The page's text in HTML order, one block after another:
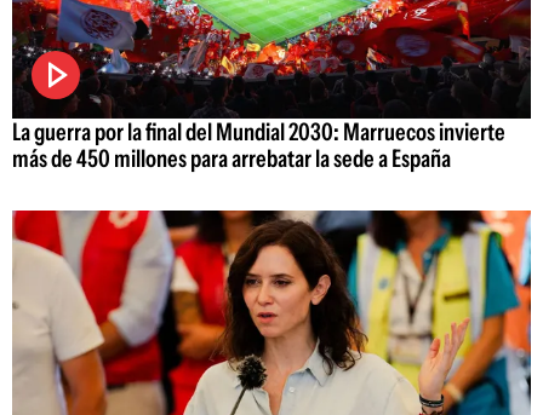
La guerra por la final del Mundial 2030: Marruecos invierte
más de 450 millones para arrebatar la sede a España